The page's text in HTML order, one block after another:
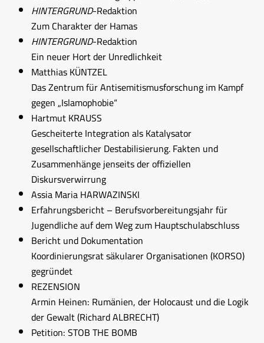
HINTERGRUND-Redaktion
Zum Charakter der Hamas
HINTERGRUND-Redaktion
Ein neuer Hort der Unredlichkeit
Matthias KÜNTZEL
Das Zentrum für Antisemitismusforschung im Kampf
gegen „Islamophobie“
Hartmut KRAUSS
Gescheiterte Integration als Katalysator
gesellschaftlicher Destabilisierung. Fakten und
Zusammenhänge jenseits der offiziellen
Diskursverwirrung
Assia Maria HARWAZINSKI
Erfahrungsbericht – Berufsvorbereitungsjahr für
Jugendliche auf dem Weg zum Hauptschulabschluss
Bericht und Dokumentation
Koordinierungsrat säkularer Organisationen (KORSO)
gegründet
REZENSION
Armin Heinen: Rumänien, der Holocaust und die Logik
der Gewalt (Richard ALBRECHT)
Petition: STOB THE BOMB